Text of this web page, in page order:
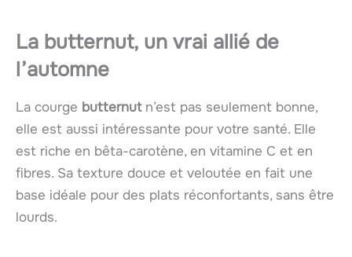
La butternut, un vrai allié de
l’automne
La courge butternutn’est pas seulement bonne,
elle est aussi intéressante pour votre santé. Elle
est riche en bêta-carotène, en vitamine C et en
fibres. Sa texture douce et veloutée en fait une
base idéale pour des plats réconfortants, sans être
lourds.